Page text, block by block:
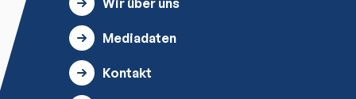
Wir über uns
Mediadaten
Kontakt